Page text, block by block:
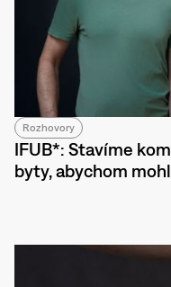
Rozhovory
IFUB*: Stavíme
byty, abychom